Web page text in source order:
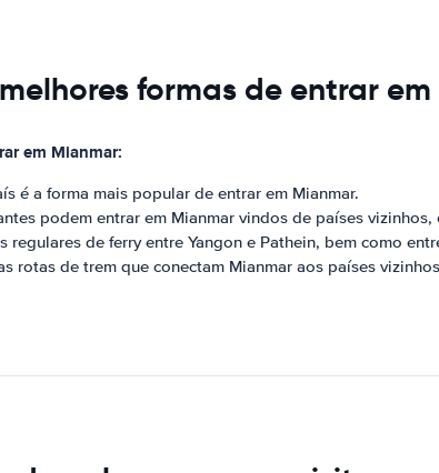
formas de entrar
em Mianmar:
é a forma mais popular de entrar em Mianmar.
podem entrar em Mianmar vindos de países
regulares de ferry entre Yangon e Pathein, bem como
rotas de trem que conectam Mianmar aos países